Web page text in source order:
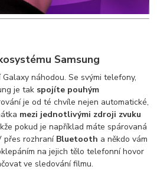
Samsung
náhodou. Se svými telefony,
je tak spojíte pouhým
je od té chvíle nejen automatické,
mezi jednotlivými zdroji zvuku
pokud je například máte spárovaná
přes rozhraní Bluetooth a někdo vám
na jejich tělo telefonní hovor
ve sledování filmu.